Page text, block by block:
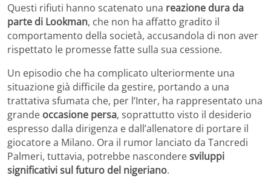
Questi rifiuti hanno scatenato una reazione dura da
parte di Lookman, che non ha affatto gradito il
comportamento della società, accusandola di non aver
rispettato le promesse fatte sulla sua cessione.
Un episodio che ha complicato ulteriormente una
situazione già difficile da gestire, portando a una
trattativa sfumata che, per l’Inter, ha rappresentato una
grande occasione persa, soprattutto visto il desiderio
espresso dalla dirigenza e dall’allenatore di portare il
giocatore a Milano. Ora il rumor lanciato da Tancredi
Palmeri, tuttavia, potrebbe nasconderesviluppi
significativi sul futuro del nigeriano.